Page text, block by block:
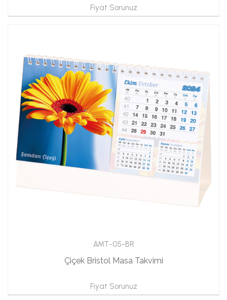
Fiyat Sorunuz
AMT-05-BR
Çiçek Bristol Masa Takvimi
Fiyat Sorunuz